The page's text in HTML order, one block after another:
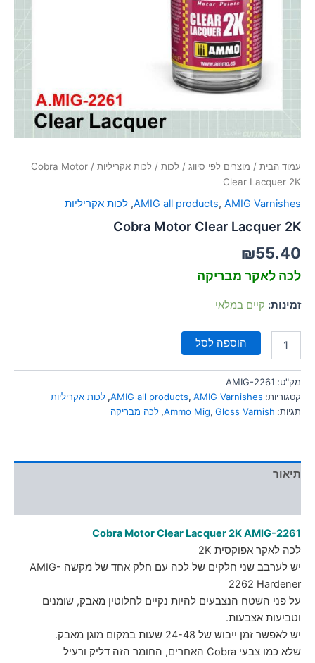
font_download סמן קישורים
עמוד הבית / מוצרים לפי סיווג / לכות / לכות אקריליות
/ Cobra Motor
Clear Lacquer 2K
AMIG all products, AMIG Varnishes
, לכות אקריליות
Cobra Motor Clear Lacquer 2K
₪55.40
לכה לאקר מבריקה
זמינות: קיים במלאי
הוספה לסל
מק"ט: AMIG-2261
קטגוריות:
AMIG all products, AMIG Varnishes
, לכות אקריליות
תגיות:
Ammo Mig, Gloss Varnish
, לכה מבריקה
תיאור
Cobra Motor Clear Lacquer 2K AMIG-2261
לכה לאקר אפוקסית 2K
יש לערבב שני חלקים של לכה עם חלק אחד של מקשה AMIG-
2262 Hardener
על פני השטח הנצבעים להיות נקיים לחלוטין מאבק, שומנים
וטביעות אצבעות.
יש לאפשר זמן ייבוש של 24-48 שעות במקום מוגן מאבק.
שלא כמו צבעי Cobra האחרים, החומר הזה דליק ורעיל